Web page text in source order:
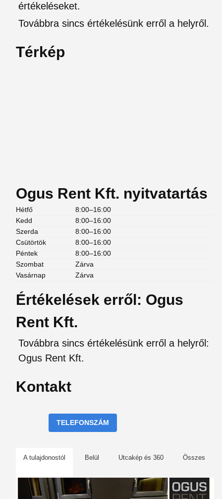
értékeléseket.
Továbbra sincs értékelésünk erről a helyről.
Térkép
Ogus Rent Kft. nyitvatartás
Hétfő
8:00–16:00
Kedd
8:00–16:00
Szerda
8:00–16:00
Csütörtök
8:00–16:00
Péntek
8:00–16:00
Szombat
Zárva
Vasárnap
Zárva
Értékelések erről: Ogus
Rent Kft.
Továbbra sincs értékelésünk erről a helyről:
Ogus Rent Kft.
Kontakt
TELEFONSZÁM
A tulajdonostól Belül Utcakép és 360 Összes